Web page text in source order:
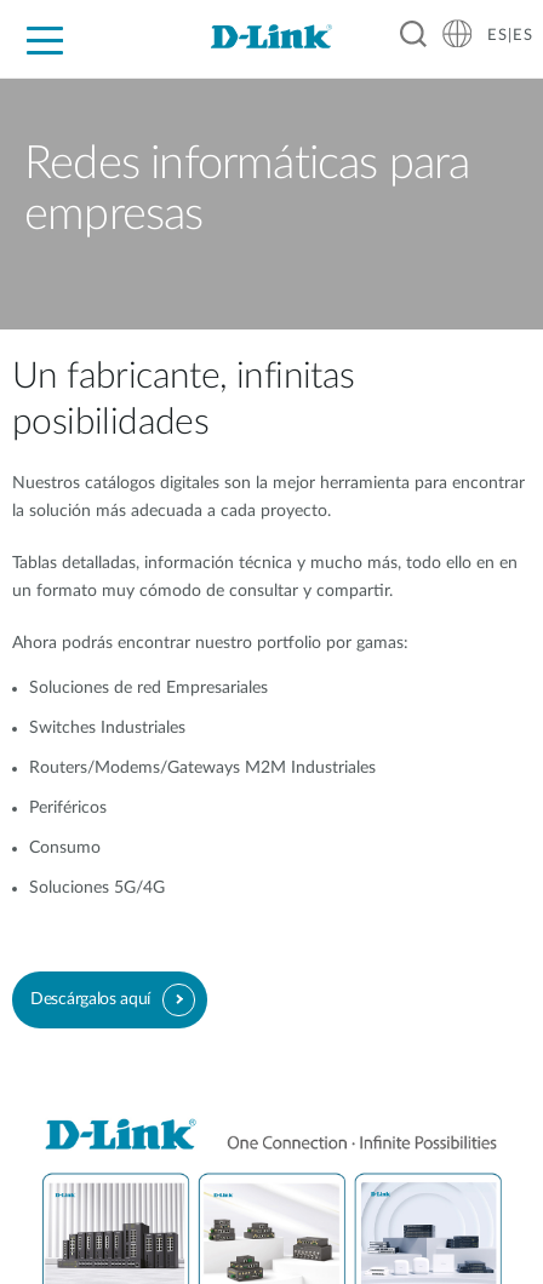
ES|ES
Redes informáticas para
empresas
Un fabricante, infinitas
posibilidades
Nuestros catálogos digitales son la mejor herramienta para encontrar
la solución más adecuada a cada proyecto.
Tablas detalladas, información técnica y mucho más, todo ello en en
un formato muy cómodo de consultar y compartir.
Ahora podrás encontrar nuestro portfolio por gamas:
Soluciones de red Empresariales
Switches Industriales
Routers/Modems/Gateways M2M Industriales
Periféricos
Consumo
Soluciones 5G/4G
Descárgalos aquí